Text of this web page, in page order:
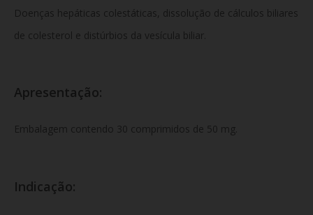
Doenças hepáticas colestáticas, dissolução de cálculos biliares
de colesterol e distúrbios da vesícula biliar.
Apresentação:
Embalagem contendo 30 comprimidos de 50 mg.
Indicação: